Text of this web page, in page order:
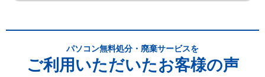
パソコン無料処分・廃棄サービスを
ご利用いただいたお客様の声